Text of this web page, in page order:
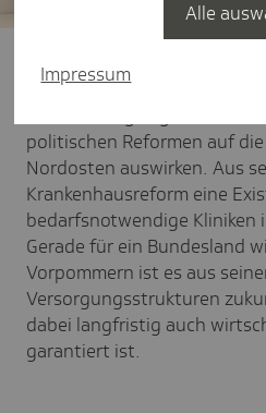
Karl Lauterbach hat auf der
Branchenkonferenz
politischen Reformen auf
Nordosten auswirken. Aus
Krankenhausreform eine
bedarfsnotwendige Kliniken
Gerade für ein Bundesland
Vorpommern ist es aus
Versorgungsstrukturen
dabei langfristig auch
garantiert ist.
Impressum
Alle